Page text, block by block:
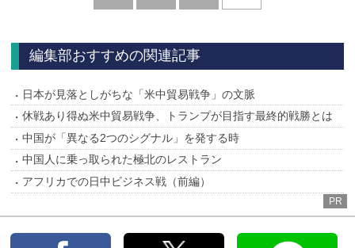
編集部おすすめの関連記事
日本が見落としがちな「米中貿易戦争」の文脈
休戦あり得ぬ米中貿易戦争、トランプが目指す最終的戦勝とは
中国が「異なる2つのシグナル」を発する時
中国人に乗っ取られた極北のレストラン
アフリカでの日中ビジネス戦（前編）
PR